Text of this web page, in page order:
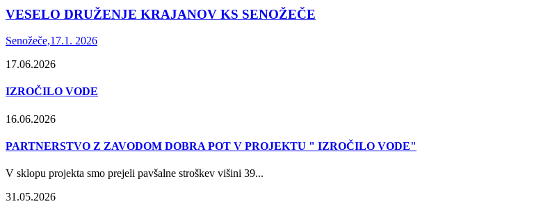
VESELO DRUŽENJE KRAJANOV KS SENOŽEČE
Senožeče,17.1. 2026
17.06.2026
IZROČILO VODE
16.06.2026
PARTNERSTVO Z ZAVODOM DOBRA POT V PROJEKTU " IZROČILO VODE"
V sklopu projekta smo prejeli pavšalne stroškev višini 39...
31.05.2026